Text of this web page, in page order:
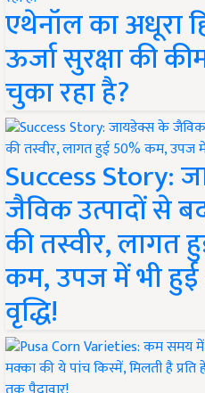
एथेनॉल का अधूरा
ऊर्जा सुरक्षा की
चुका रहा है?
Success Story:
जैविक उत्पादों से
की तस्वीर, लागत
कम, उपज में भी हुई
वृद्धि!